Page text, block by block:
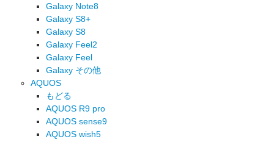
Galaxy Note8
Galaxy S8+
Galaxy S8
Galaxy Feel2
Galaxy Feel
Galaxy その他
AQUOS
もどる
AQUOS R9 pro
AQUOS sense9
AQUOS wish5